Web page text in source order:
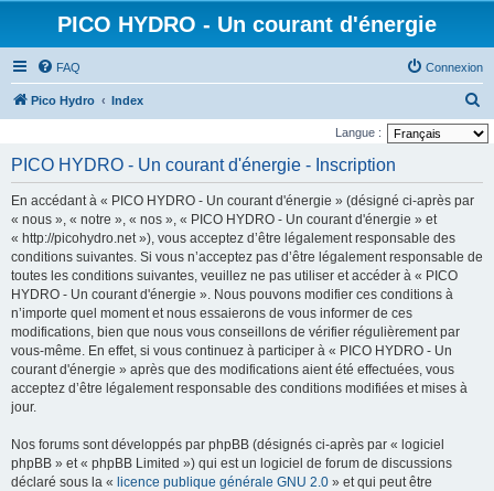
PICO HYDRO - Un courant d'énergie
FAQ Connexion
Pico Hydro Index
e
Langue :
PICO HYDRO - Un courant d'énergie - Inscription
En accédant à « PICO HYDRO - Un courant d'énergie » (désigné ci-après par
« nous », « notre », « nos », « PICO HYDRO - Un courant d'énergie » et
« http://picohydro.net »), vous acceptez d’être légalement responsable des
conditions suivantes. Si vous n’acceptez pas d’être légalement responsable de
toutes les conditions suivantes, veuillez ne pas utiliser et accéder à « PICO
HYDRO - Un courant d'énergie ». Nous pouvons modifier ces conditions à
n’importe quel moment et nous essaierons de vous informer de ces
modifications, bien que nous vous conseillons de vérifier régulièrement par
vous-même. En effet, si vous continuez à participer à « PICO HYDRO - Un
courant d'énergie » après que des modifications aient été effectuées, vous
acceptez d’être légalement responsable des conditions modifiées et mises à
jour.
Nos forums sont développés par phpBB (désignés ci-après par « logiciel
phpBB » et « phpBB Limited ») qui est un logiciel de forum de discussions
déclaré sous la « licence publique générale GNU 2.0 » et qui peut être